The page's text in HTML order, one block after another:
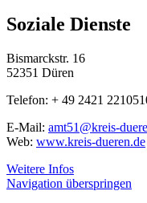
Soziale Dienste
Bismarckstr. 16
52351 Düren
Telefon: + 49 2421
E-Mail: amt51@kreis-
Web: www.kreis-dueren.de
Weitere Infos
Navigation überspringen